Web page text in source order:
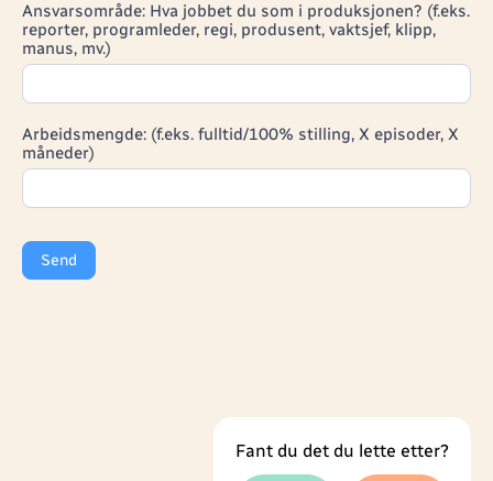
Ansvarsområde: Hva jobbet du som i produksjonen? (f.eks.
reporter, programleder, regi, produsent, vaktsjef, klipp,
manus, mv.)
Arbeidsmengde: (f.eks. fulltid/100% stilling, X episoder, X
måneder)
Send
Fant du det du lette etter?